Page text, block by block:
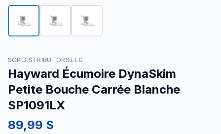
SCP DISTRIBUTORS LLC
Hayward Écumoire DynaSkim
Petite Bouche Carrée Blanche
SP1091LX
89,99 $